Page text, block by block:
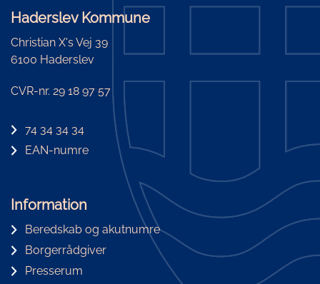
Haderslev Kommune
Christian X's Vej 39
6100 Haderslev
CVR-nr. 29 18 97 57
74 34 34 34
EAN-numre
Information
Beredskab og akutnumre
Borgerrådgiver
Presserum